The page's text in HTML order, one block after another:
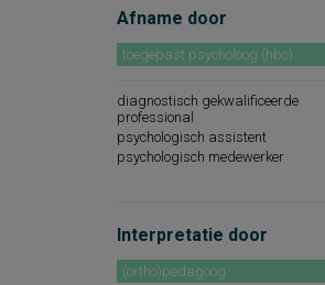
Afname door
toegepast psycholoog (hbo)
diagnostisch gekwalificeerde
professional
psychologisch assistent
psychologisch medewerker
Interpretatie door
(ortho)pedagoog